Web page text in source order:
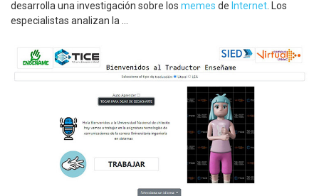
desarrolla una investigación sobre los memes de Internet . Los
especialistas analizan la ...